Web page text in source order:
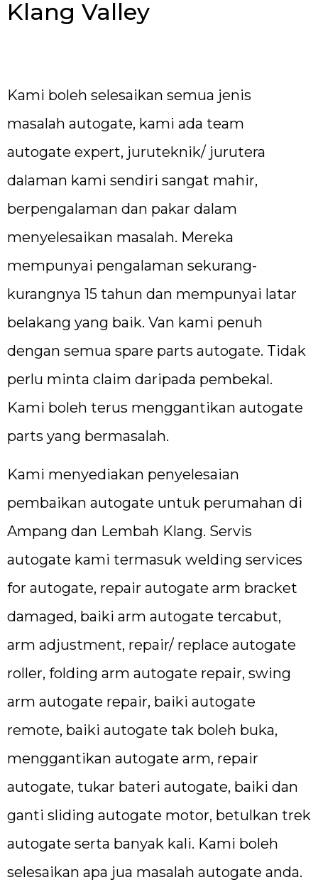
Klang Valley
Kami boleh selesaikan semua jenis
masalah autogate, kami ada team
autogate expert, juruteknik/ jurutera
dalaman kami sendiri sangat mahir,
berpengalaman dan pakar dalam
menyelesaikan masalah. Mereka
mempunyai pengalaman sekurang-
kurangnya 15 tahun dan mempunyai latar
belakang yang baik. Van kami penuh
dengan semua spare parts autogate. Tidak
perlu minta claim daripada pembekal.
Kami boleh terus menggantikan autogate
parts yang bermasalah.
Kami menyediakan penyelesaian
pembaikan autogate untuk perumahan di
Ampang dan Lembah Klang. Servis
autogate kami termasuk welding services
for autogate, repair autogate arm bracket
damaged, baiki arm autogate tercabut,
arm adjustment, repair/ replace autogate
roller, folding arm autogate repair, swing
arm autogate repair, baiki autogate
remote, baiki autogate tak boleh buka,
menggantikan autogate arm, repair
autogate, tukar bateri autogate, baiki dan
ganti sliding autogate motor, betulkan trek
autogate serta banyak kali. Kami boleh
selesaikan apa jua masalah autogate anda.